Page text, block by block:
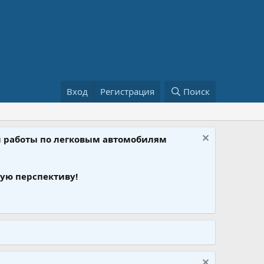
Вход Регистрация Поиск
работы по легковым автомобилям
перспективу!